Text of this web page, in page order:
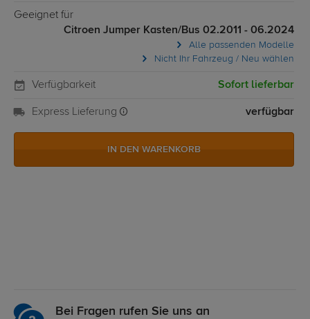
Geeignet für
Citroen Jumper Kasten/Bus 02.2011 - 06.2024
Alle passenden Modelle
Nicht Ihr Fahrzeug / Neu wählen
Verfügbarkeit Sofort lieferbar
Express Lieferung verfügbar
IN DEN WARENKORB
Bei Fragen rufen Sie uns an